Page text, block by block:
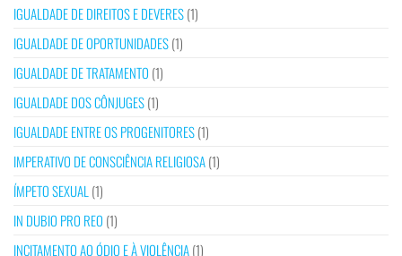
IGUALDADE DE DIREITOS E DEVERES(1)
IGUALDADE DE OPORTUNIDADES(1)
IGUALDADE DE TRATAMENTO (1)
IGUALDADE DOS CÔNJUGES(1)
IGUALDADE ENTRE OS PROGENITORES(1)
IMPERATIVO DE CONSCIÊNCIA RELIGIOSA(1)
ÍMPETO SEXUAL (1)
IN DUBIO PRO REO (1)
INCITAMENTO AO ÓDIO E À VIOLÊNCIA(1)